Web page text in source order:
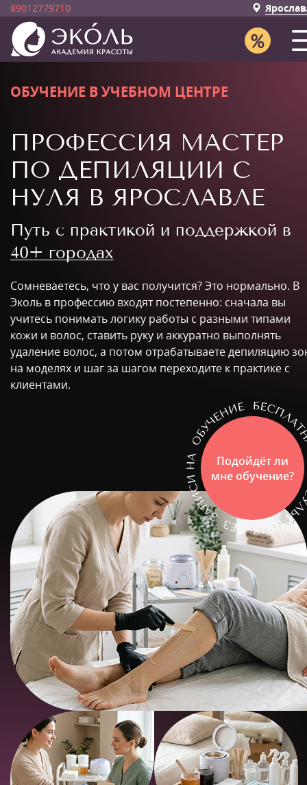
89012779710
ОБУЧЕНИЕ В УЧЕБНОМ ЦЕНТРЕ
ПРОФЕССИЯ МАСТЕР
ПО ДЕПИЛЯЦИИ С
НУЛЯ В ЯРОСЛАВЛЕ
Путь с практикой и поддержкой в
40+ городах
Сомневаетесь, что у вас получится? Это нормально. В
Эколь в профессию входят постепенно: сначала вы
учитесь понимать логику работы с разными типами
кожи и волос, ставить руку и аккуратно выполнять
удаление волос, а потом отрабатываете депиляцию
на моделях и шаг за шагом переходите к практике с
клиентами.
Подойдёт ли
мне обучение?